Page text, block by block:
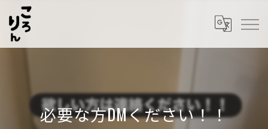
必要な方DMください！！